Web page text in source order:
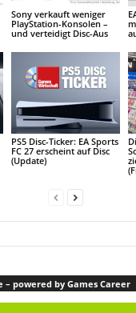
Sony verkauft weniger
PlayStation-Konsolen –
und verteidigt Disc-Aus
PS5 Disc-Ticker: EA Sports
FC 27 erscheint auf Disc
(Update)
powered by Games Career